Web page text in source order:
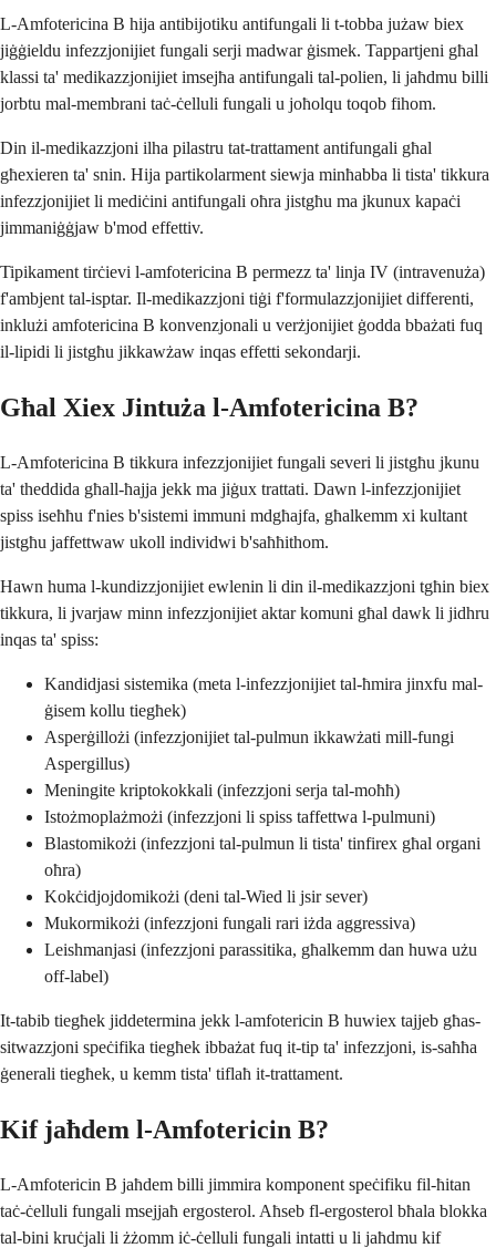
L-Amfotericina B hija antibijotiku antifungali li t-tobba jużaw biex
jiġġieldu infezzjonijiet fungali serji madwar ġismek. Tappartjeni għal
klassi ta' medikazzjonijiet imsejħa antifungali tal-polien, li jaħdmu billi
jorbtu mal-membrani taċ-ċelluli fungali u joħolqu toqob fihom.
Din il-medikazzjoni ilha pilastru tat-trattament antifungali għal
għexieren ta' snin. Hija partikolarment siewja minħabba li tista' tikkura
infezzjonijiet li mediċini antifungali oħra jistgħu ma jkunux kapaċi
jimmaniġġjaw b'mod effettiv.
Tipikament tirċievi l-amfotericina B permezz ta' linja IV (intravenuża)
f'ambjent tal-isptar. Il-medikazzjoni tiġi f'formulazzjonijiet differenti,
inklużi amfotericina B konvenzjonali u verżjonijiet ġodda bbażati fuq
il-lipidi li jistgħu jikkawżaw inqas effetti sekondarji.
Għal Xiex Jintuża l-Amfotericina B?
L-Amfotericina B tikkura infezzjonijiet fungali severi li jistgħu jkunu
ta' theddida għall-ħajja jekk ma jiġux trattati. Dawn l-infezzjonijiet
spiss iseħħu f'nies b'sistemi immuni mdgħajfa, għalkemm xi kultant
jistgħu jaffettwaw ukoll individwi b'saħħithom.
Hawn huma l-kundizzjonijiet ewlenin li din il-medikazzjoni tgħin biex
tikkura, li jvarjaw minn infezzjonijiet aktar komuni għal dawk li jidhru
inqas ta' spiss:
Kandidjasi sistemika (meta l-infezzjonijiet tal-ħmira jinxfu mal-
ġisem kollu tiegħek)
Asperġillożi (infezzjonijiet tal-pulmun ikkawżati mill-fungi
Aspergillus)
Meningite kriptokokkali (infezzjoni serja tal-moħħ)
Istożmoplażmożi (infezzjoni li spiss taffettwa l-pulmuni)
Blastomikożi (infezzjoni tal-pulmun li tista' tinfirex għal organi
oħra)
Kokċidjojdomikożi (deni tal-Wied li jsir sever)
Mukormikożi (infezzjoni fungali rari iżda aggressiva)
Leishmanjasi (infezzjoni parassitika, għalkemm dan huwa użu
off-label)
It-tabib tiegħek jiddetermina jekk l-amfotericin B huwiex tajjeb għas-
sitwazzjoni speċifika tiegħek ibbażat fuq it-tip ta' infezzjoni, is-saħħa
ġenerali tiegħek, u kemm tista' tiflaħ it-trattament.
Kif jaħdem l-Amfotericin B?
L-Amfotericin B jaħdem billi jimmira komponent speċifiku fil-ħitan
taċ-ċelluli fungali msejjaħ ergosterol. Aħseb fl-ergosterol bħala blokka
tal-bini kruċjali li żżomm iċ-ċelluli fungali intatti u li jaħdmu kif